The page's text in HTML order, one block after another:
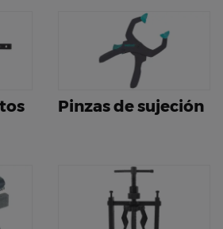
Pinzas de sujeción